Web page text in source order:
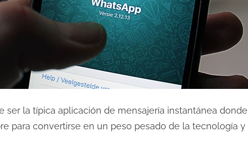
ser la típica aplicación de mensajería instantánea
para convertirse en un peso pesado de la tecnología